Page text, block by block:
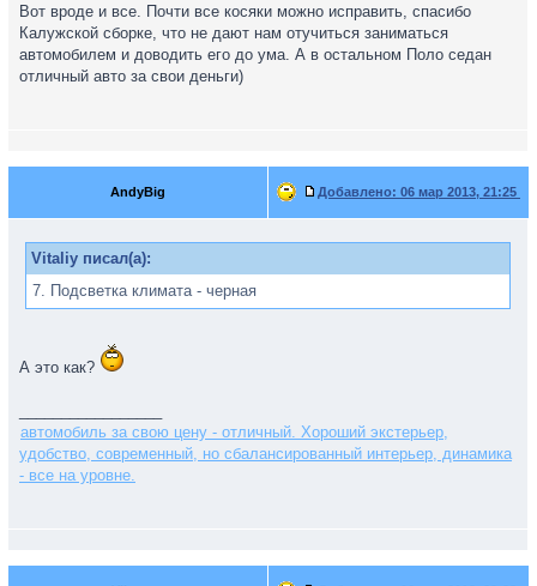
Вот вроде и все. Почти все косяки можно исправить, спасибо
Калужской сборке, что не дают нам отучиться заниматься
автомобилем и доводить его до ума. А в остальном Поло седан
отличный авто за свои деньги)
AndyBig Добавлено: 06 мар 2013, 21:25
Vitaliy писал(а):
7. Подсветка климата - черная
А это как?
автомобиль за свою цену - отличный. Хороший экстерьер,
удобство, современный, но сбалансированный интерьер, динамика
- все на уровне.